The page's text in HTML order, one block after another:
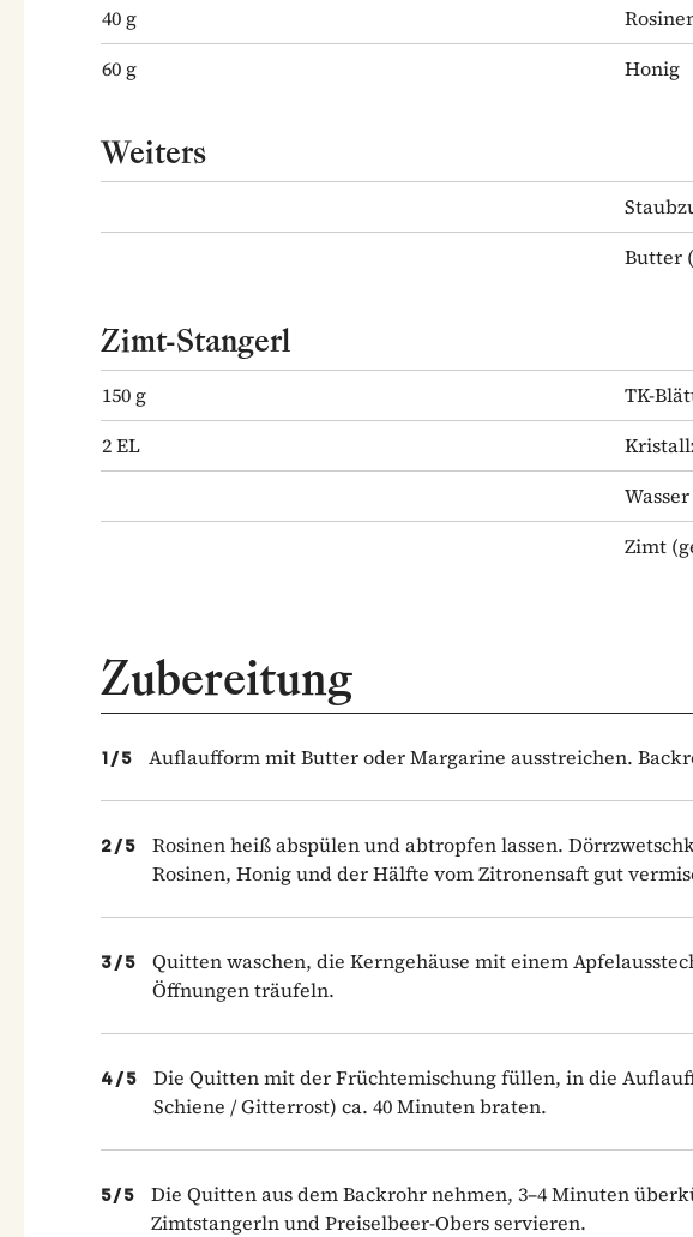
40 g
60 g Honig
Weiters
Butter
Zimt-Stangerl
150 g TK-
2EL
Wasser
Zimt
Zubereitung
1/5 Auflaufform mit Butter oder Margarine ausstreichen.
2/5
Rosinen heiß abspülen und abtropfen lassen.
Rosinen, Honig und der Hälfte vom Zitronensaft gut
3/5
Quitten waschen, die Kerngehäuse mit einem
Öffnungen träufeln.
4/5
Die Quitten mit der Früchtemischung füllen, in die
Schiene / Gitterrost) ca. 40 Minuten braten.
5/5
Die Quitten aus dem Backrohr nehmen, 3–4 Minuten
Zimtstangerln und Preiselbeer-Obers servieren.